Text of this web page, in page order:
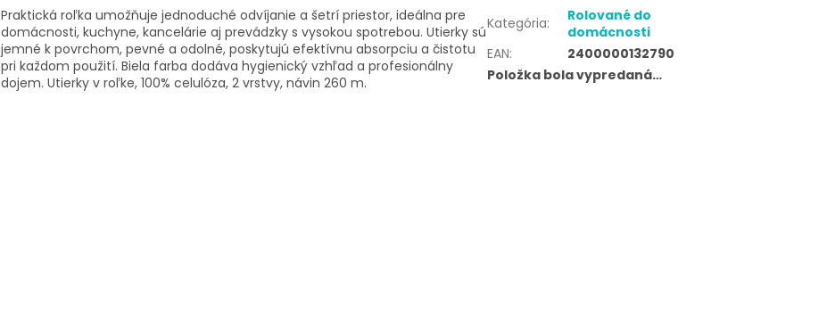
Praktická roľka umožňuje jednoduché odvíjanie a šetrí priestor, ideálna pre
domácnosti, kuchyne, kancelárie aj prevádzky s vysokou spotrebou. Utierky sú
jemné k povrchom, pevné a odolné, poskytujú efektívnu absorpciu a čistotu
pri každom použití. Biela farba dodáva hygienický vzhľad a profesionálny
dojem. Utierky v roľke, 100% celulóza, 2 vrstvy, návin 260 m.
Kategória:
Rolované do
domácnosti
EAN:
2400000132790
Položka bola vypredaná…